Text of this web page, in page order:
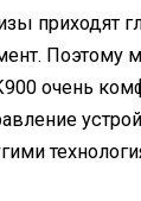
приходят
очень